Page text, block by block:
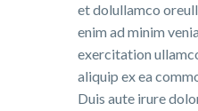
et dolullamco
enim ad minim
exercitation
aliquip ex ea
Duis aute irure